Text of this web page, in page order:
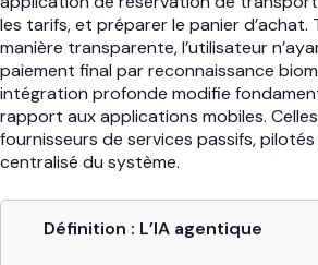
les tarifs, et préparer le panier d’achat.
manière transparente, l’utilisateur
paiement final par reconnaissance
intégration profonde modifie
rapport aux applications mobiles.
fournisseurs de services passifs, pilotés
centralisé du système.
Définition : L’IA agentique